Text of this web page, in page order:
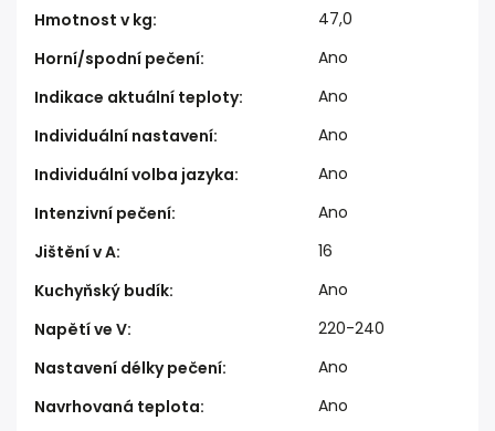
Hmotnost v kg:
47,0
Horní/spodní pečení:
Ano
Indikace aktuální teploty:
Ano
Individuální nastavení:
Ano
Individuální volba jazyka:
Ano
Intenzivní pečení:
Ano
Jištění v A:
16
Kuchyňský budík:
Ano
Napětí ve V:
220-240
Nastavení délky pečení:
Ano
Navrhovaná teplota:
Ano